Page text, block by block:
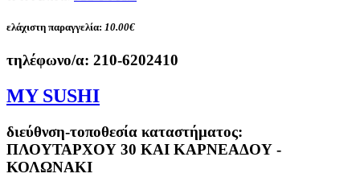
ελάχιστη παραγγελία: 10.00€
τηλέφωνο/α: 210-6202410
MY SUSHI
διεύθνση-τοποθεσία καταστήματος:
ΠΛΟΥΤΑΡΧΟΥ 30 ΚΑΙ ΚΑΡΝΕΑΔΟΥ -
ΚΟΛΩΝΑΚΙ